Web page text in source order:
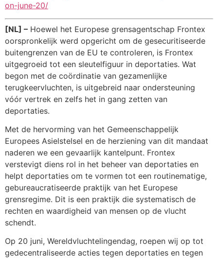
on-june-20/
[NL] – Hoewel het Europese grensagentschap Frontex
oorspronkelijk werd opgericht om de gesecuritiseerde
buitengrenzen van de EU te controleren, is Frontex
uitgegroeid tot een sleutelfiguur in deportaties. Wat
begon met de coördinatie van gezamenlijke
terugkeervluchten, is uitgebreid naar ondersteuning
vóór vertrek en zelfs het in gang zetten van
deportaties.
Met de hervorming van het Gemeenschappelijk
Europees Asielstelsel en de herziening van dit mandaat
naderen we een gevaarlijk kantelpunt. Frontex
verstevigt diens rol in het beheer van deportaties en
helpt deportaties om te vormen tot een routinematige,
gebureaucratiseerde praktijk van het Europese
grensregime. Dit is een praktijk die systematisch de
rechten en waardigheid van mensen op de vlucht
schendt.
Op 20 juni, Wereldvluchtelingendag, roepen wij op tot
gedecentraliseerde acties tegen deportaties en tegen